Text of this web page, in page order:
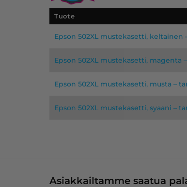
Tuote
Epson 502XL mustekasetti, keltainen
Epson 502XL mustekasetti, magenta
Epson 502XL mustekasetti, musta –
Epson 502XL mustekasetti, syaani –
Asiakkailtamme saatua